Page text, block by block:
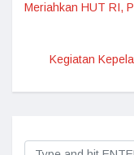
Meriahkan HUT RI,
Kegiatan